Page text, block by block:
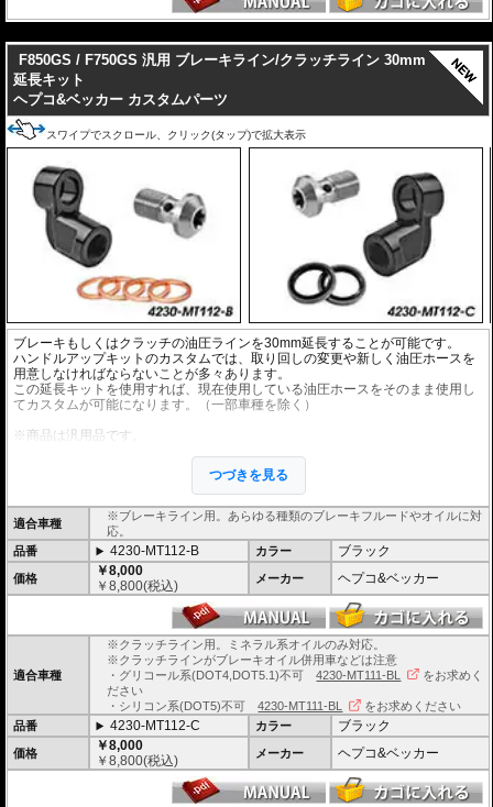
F850GS / F750GS 汎用 ブレーキライン/クラッチライン 30mm
延長キット
ヘプコ&ベッカー カスタムパーツ
スワイプでスクロール、クリック(タップ)で拡大表示
ブレーキもしくはクラッチの油圧ラインを30mm延長することが可能です。
ハンドルアップキットのカスタムでは、取り回しの変更や新しく油圧ホースを
用意しなければならないことが多々あります。
この延長キットを使用すれば、現在使用している油圧ホースをそのまま使用し
てカスタムが可能になります。（一部車種を除く）
※商品は汎用品です。
※安全に深く関わるパーツですので、プロショップでの交換を強くおすすめし
※ワイヤー仕様車には使用できません。
つづきを見る
適合車種
※ブレーキライン用。あらゆる種類のブレーキフルードやオイルに対
応。
品番
4230-MT112-B カラー ブラック
価格
￥8,000
￥8,800(税込) メーカー ヘプコ&ベッカー
適合車種
※クラッチライン用。ミネラル系オイルのみ対応。
※クラッチラインがブレーキオイル併用車などは注意
・グリコール系(DOT4,DOT5.1)不可4230-MT111-BL
をお求めく
ださい
・シリコン系(DOT5)不可4230-MT111-BL
をお求めください
品番
4230-MT112-C カラー ブラック
価格
￥8,000
￥8,800(税込) メーカー ヘプコ&ベッカー